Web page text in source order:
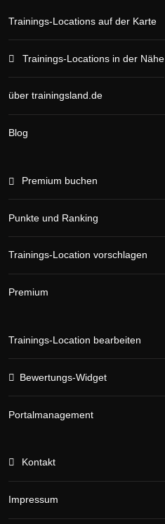
Trainings-Locations auf der Karte
Trainings-Locations in der Nähe
über trainingsland.de
Blog
Premium buchen
Punkte und Ranking
Trainings-Location vorschlagen
Premium
Trainings-Location bearbeiten
Bewertungs-Widget
Portalmanagement
Kontakt
Impressum